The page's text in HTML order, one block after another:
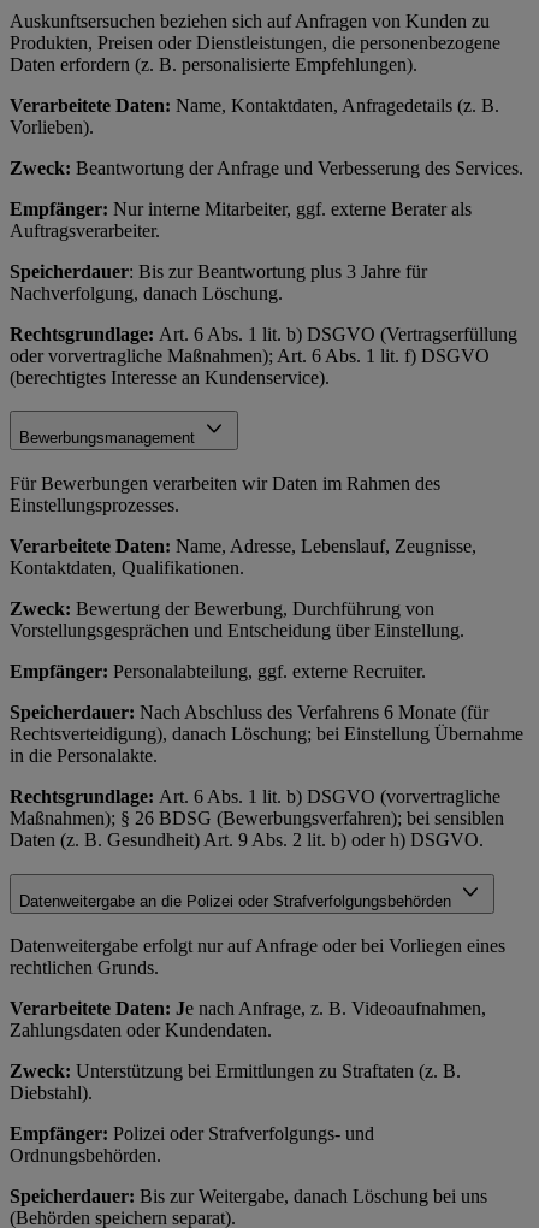
Auskunftsersuchen beziehen sich auf Anfragen von Kunden zu
Produkten, Preisen oder Dienstleistungen, die personenbezogene
Daten erfordern (z. B. personalisierte Empfehlungen).
Verarbeitete Daten: Name, Kontaktdaten, Anfragedetails (z. B.
Vorlieben).
Zweck: Beantwortung der Anfrage und Verbesserung des Services.
Empfänger: Nur interne Mitarbeiter, ggf. externe Berater als
Auftragsverarbeiter.
Speicherdauer: Bis zur Beantwortung plus 3 Jahre für
Nachverfolgung, danach Löschung.
Rechtsgrundlage: Art. 6 Abs. 1 lit. b) DSGVO (Vertragserfüllung
oder vorvertragliche Maßnahmen); Art. 6 Abs. 1 lit. f) DSGVO
(berechtigtes Interesse an Kundenservice).
Bewerbungsmanagement
Für Bewerbungen verarbeiten wir Daten im Rahmen des
Einstellungsprozesses.
Verarbeitete Daten: Name, Adresse, Lebenslauf, Zeugnisse,
Kontaktdaten, Qualifikationen.
Zweck: Bewertung der Bewerbung, Durchführung von
Vorstellungsgesprächen und Entscheidung über Einstellung.
Empfänger: Personalabteilung, ggf. externe Recruiter.
Speicherdauer: Nach Abschluss des Verfahrens 6 Monate (für
Rechtsverteidigung), danach Löschung; bei Einstellung Übernahme
in die Personalakte.
Rechtsgrundlage: Art. 6 Abs. 1 lit. b) DSGVO (vorvertragliche
Maßnahmen); § 26 BDSG (Bewerbungsverfahren); bei sensiblen
Daten (z. B. Gesundheit) Art. 9 Abs. 2 lit. b) oder h) DSGVO.
Datenweitergabe an die Polizei oder Strafverfolgungsbehörden
Datenweitergabe erfolgt nur auf Anfrage oder bei Vorliegen eines
rechtlichen Grunds.
Verarbeitete Daten: Je nach Anfrage, z. B. Videoaufnahmen,
Zahlungsdaten oder Kundendaten.
Zweck: Unterstützung bei Ermittlungen zu Straftaten (z. B.
Diebstahl).
Empfänger: Polizei oder Strafverfolgungs- und
Ordnungsbehörden.
Speicherdauer: Bis zur Weitergabe, danach Löschung bei uns
(Behörden speichern separat).